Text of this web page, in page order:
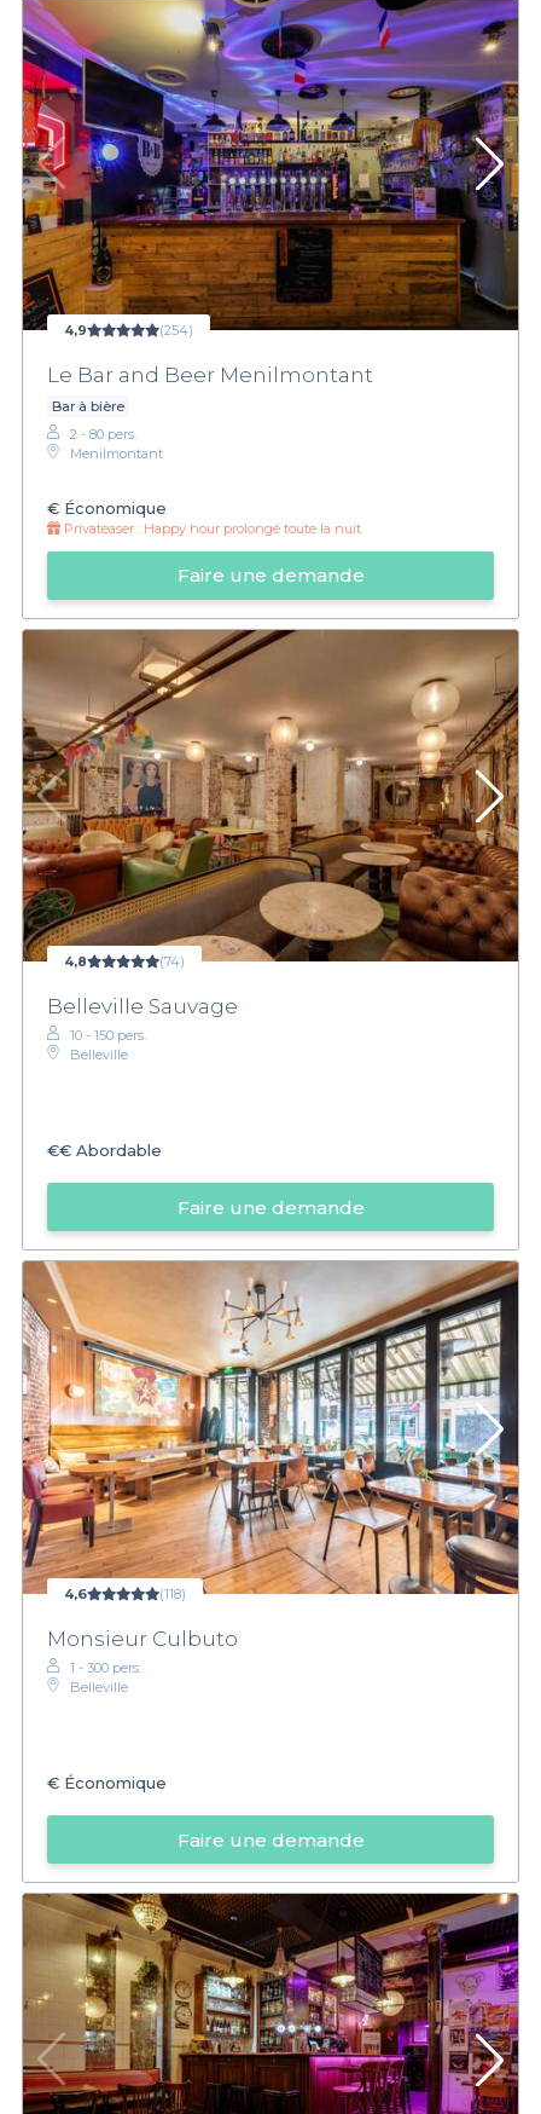
4,9 (254)
Le Bar and Beer Menilmontant
Bar à bière
2 - 80 pers.
Menilmontant
€ Économique
Privateaser : Happy hour prolongé toute la nuit
Faire une demande
4,8 (74)
Belleville Sauvage
10 - 150 pers.
Belleville
€€ Abordable
Faire une demande
4,6 (118)
Monsieur Culbuto
1 - 300 pers.
Belleville
€ Économique
Faire une demande